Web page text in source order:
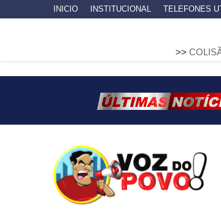
INICIO INSTITUCIONAL TELEFONES
COLISÃO FRONTAL